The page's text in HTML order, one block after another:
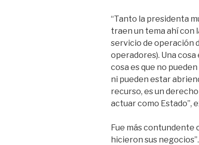
“Tanto la presidenta
traen un tema ahí con
servicio de operación
operadores). Una
cosa es que no
ni pueden estar
recurso, es un
actuar como Estado”,
Fue más contundente
hicieron sus negocios”.